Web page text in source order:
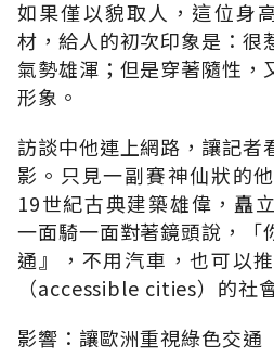
如果僅以貌取人，這位身
材，給人的初次印象是：很
氣勢雄渾；但是穿著隨性，
形象。
訪談中他連上網路，讓記者
影。只見一副賽神仙狀的
19世紀古典建築雄偉，矗
一面騎一面對著鏡頭說，「
通』，不用汽車，也可以
（accessible cities）的社
影響：讓歐洲重視綠色交通